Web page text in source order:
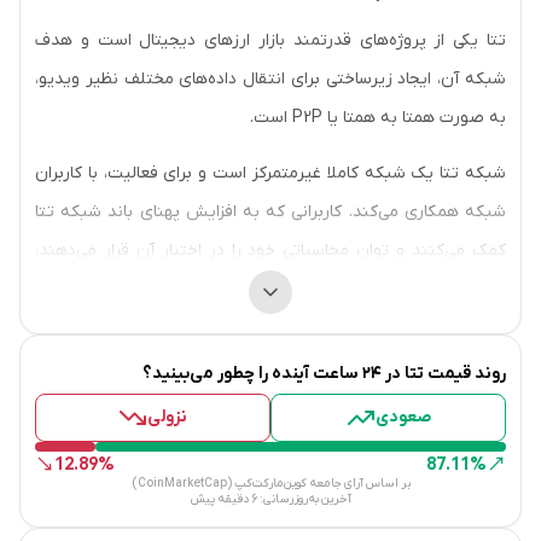
تتا یکی از پروژه‌های قدرتمند بازار ارز‌های دیجیتال است و هدف
شبکه آن، ایجاد زیرساختی برای انتقال داده‌های مختلف نظیر ویدیو،
به صورت همتا به همتا یا P2P است.
شبکه تتا یک شبکه کاملا غیرمتمرکز است و برای فعالیت، با کاربران
شبکه همکاری می‌کند. کاربرانی که به افزایش پهنای باند شبکه تتا
کمک می‌کنند و توان محاسباتی خود را در اختیار آن قرار می‌دهند،
3بعدی پشتیبانی می‌کند. هرچه کاربران بیشتری به فعالیت شبکه
کمک کنند، سرعت و کیفیت خدمت‌دهی این پلتفرم بالا‌تر می‌رود.
به کاربرانی که به فعالیت شبکه تتا کمک می‌کنند، نود گفته می‌شود.
روند قیمت تتا در ۲۴ ساعت آینده را چطور می‌بینید؟
صعودی
نزولی
87.11%
12.89%
بر اساس آرای جامعه کوین‌مارکت‌کپ (CoinMarketCap)
آخرین به‌روزرسانی:6 دقیقه پیش